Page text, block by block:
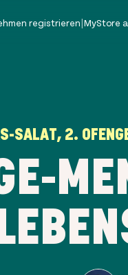
registrieren|MyStore
SALAT, 2.